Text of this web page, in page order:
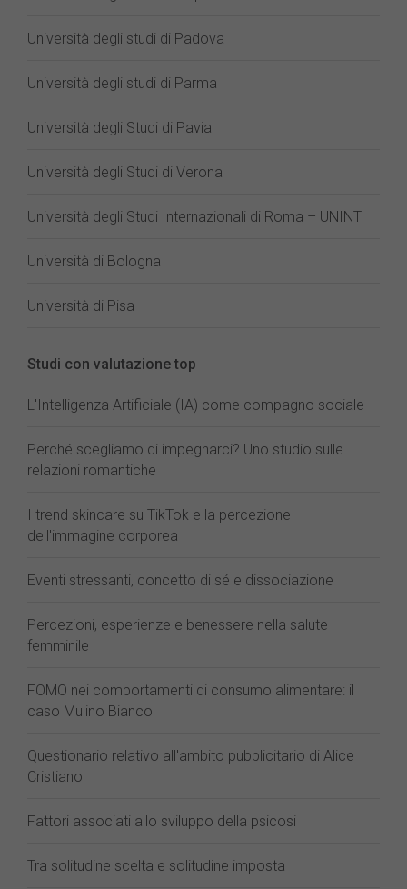
Università degli studi di Padova
Università degli studi di Parma
Università degli Studi di Pavia
Università degli Studi di Verona
Università degli Studi Internazionali di Roma – UNINT
Università di Bologna
Università di Pisa
Studi con valutazione top
L'Intelligenza Artificiale (IA) come compagno sociale
Perché scegliamo di impegnarci? Uno studio sulle
relazioni romantiche
I trend skincare su TikTok e la percezione
dell'immagine corporea
Eventi stressanti, concetto di sé e dissociazione
Percezioni, esperienze e benessere nella salute
femminile
FOMO nei comportamenti di consumo alimentare: il
caso Mulino Bianco
Questionario relativo all'ambito pubblicitario di Alice
Cristiano
Fattori associati allo sviluppo della psicosi
Tra solitudine scelta e solitudine imposta